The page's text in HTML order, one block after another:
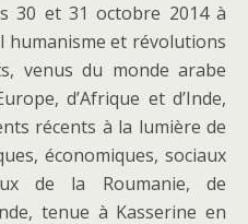
30 et 31 octobre 2014 à
et révolutions
venus du monde arabe
d’Afrique et d’Inde,
récents à la lumière de
économiques, sociaux
de la Roumanie, de
tenue à Kasserine en